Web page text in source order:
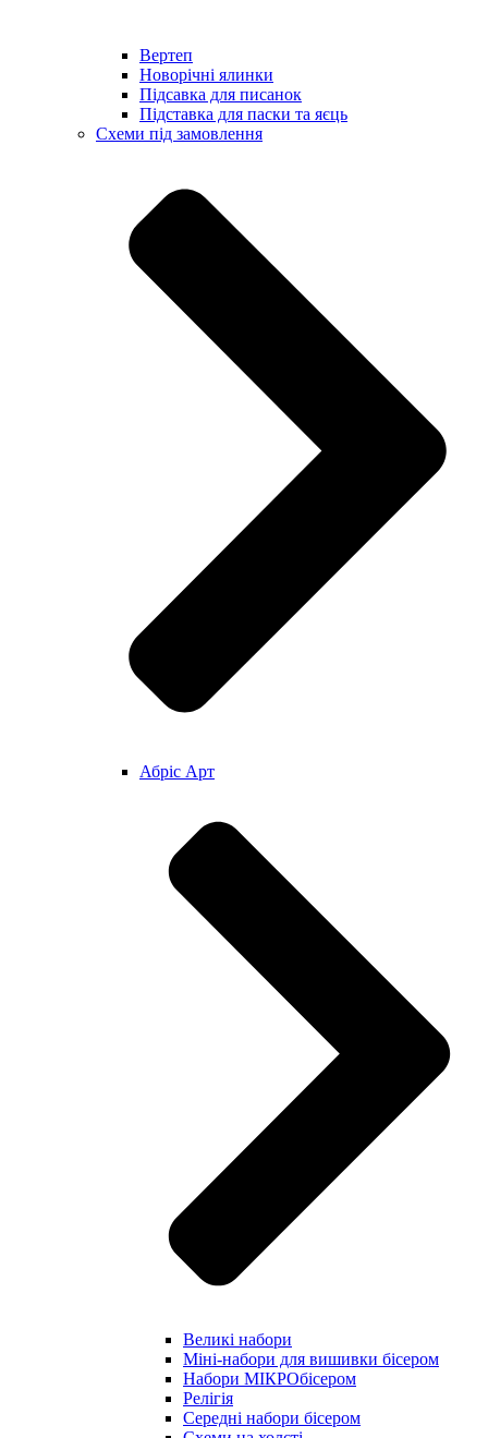
Вертеп
Новорічні ялинки
Підсавка для писанок
Підставка для паски та яєць
Схеми під замовлення
Абріс Арт
Великі набори
Міні-набори для вишивки бісером
Набори МІКРОбісером
Релігія
Середні набори бісером